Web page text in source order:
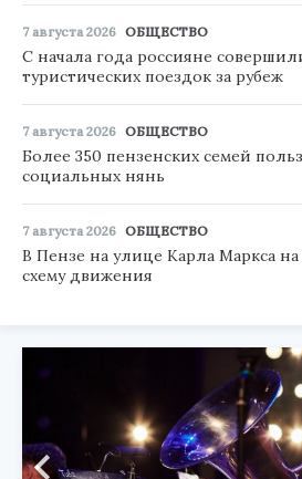
7 августа 2026 ОБЩЕСТВО
С начала года россияне
туристических поездок за рубеж
7 августа 2026 ОБЩЕСТВО
Более 350 пензенских семей
социальных нянь
7 августа 2026 ОБЩЕСТВО
В Пензе на улице Карла Маркса
схему движения